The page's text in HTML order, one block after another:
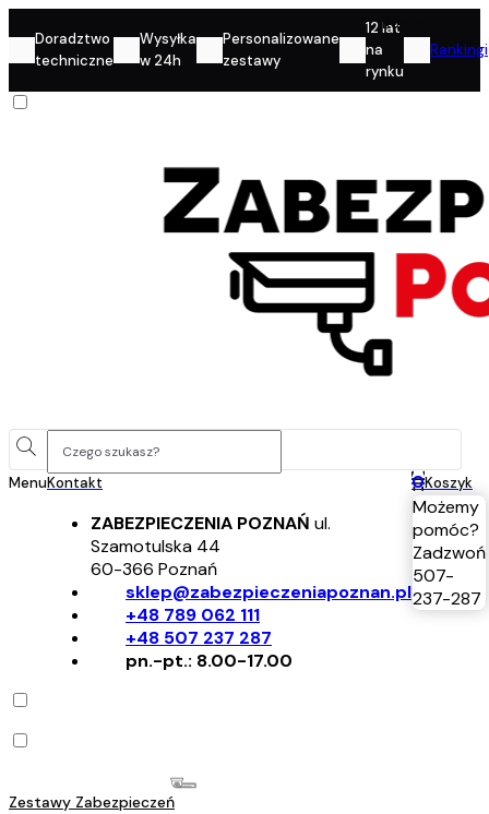
Doradztwo
techniczne
Wysyłka
w 24h
Personalizowane
zestawy
12 lat
na
rynku
Rankingi
MenuKontakt
ZABEZPIECZENIA POZNAŃ ul.
Szamotulska 44
60-366 Poznań
sklep@zabezpieczeniapoznan.pl
+48 789 062 111
+48 507 237 287
pn.-pt.: 8.00-17.00
Konto
0Koszyk
Możemy
pomóc?
Zadzwoń
507-
237-287
Zestawy Zabezpieczeń